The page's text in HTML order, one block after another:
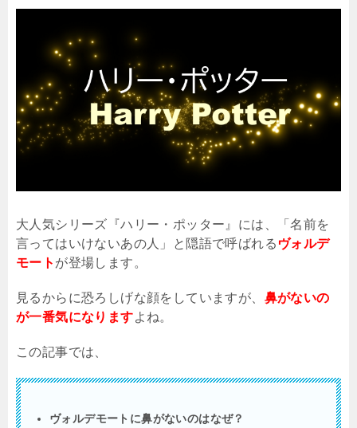
大人気シリーズ『ハリー・ポッター』には、「名前を
言ってはいけないあの人」と隠語で呼ばれる ヴォルデ
モート が登場します。
見るからに恐ろしげな顔をしていますが、 鼻がないの
が一番気になりますよね。
この記事では、
ヴォルデモートに鼻がないのはなぜ？